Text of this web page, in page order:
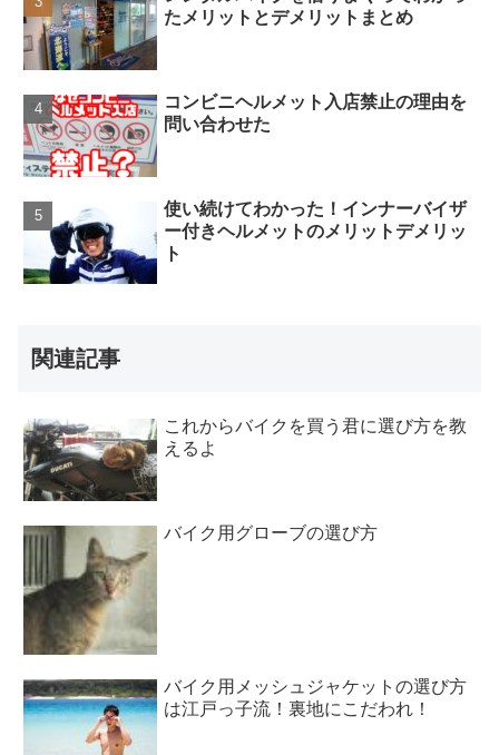
たメリットとデメリットまとめ
コンビニヘルメット入店禁止の理由を
問い合わせた
使い続けてわかった！インナーバイザ
ー付きヘルメットのメリットデメリッ
ト
関連記事
これからバイクを買う君に選び方を教
えるよ
バイク用グローブの選び方
バイク用メッシュジャケットの選び方
は江戸っ子流！裏地にこだわれ！